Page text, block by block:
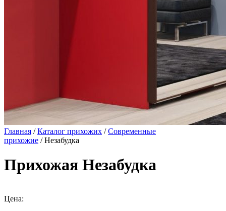
Главная /Каталог прихожих /Современные
прихожие / Незабудка
Прихожая Незабудка
Цена: